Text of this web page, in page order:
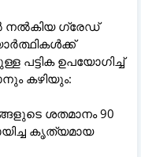
ഗ്രേഡ്
പട്ടിക ഉപയോഗിച്ച്
കഴിയും:
ശതമാനം 90
കൃത്യമായ